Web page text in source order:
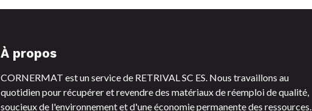
À propos
CORNERMAT est un service de RETRIVAL SC ES. Nous travaillons au
quotidien pour récupérer et revendre des matériaux de réemploi de qualité,
soucieux de l'environnement et d'une économie permanente des ressources.